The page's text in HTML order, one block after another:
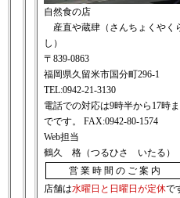
自然食の店
産直や蔵肆（さんちょくやく
し）
〒839-0863
福岡県久留米市国分町296-1
TEL:0942-21-3130
電話での対応は9時半から17時ま
でです。 FAX:0942-80-1574
Web担当
鶴久 格（つるひさ いたる）
営 業 時 間 の ご 案 内
店舗は水曜日と日曜日が定休で